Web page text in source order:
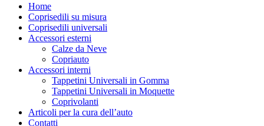
Home
Coprisedili su misura
Coprisedili universali
Accessori esterni
Calze da Neve
Copriauto
Accessori interni
Tappetini Universali in Gomma
Tappetini Universali in Moquette
Coprivolanti
Articoli per la cura dell’auto
Contatti